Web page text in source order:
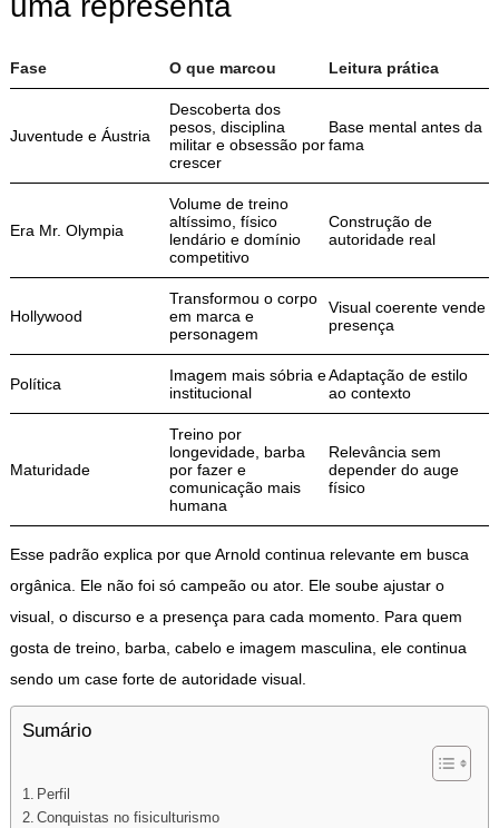
Fase O que marcou Leitura prática
Juventude e Áustria
Descoberta dos
pesos, disciplina
militar e obsessão por
crescer
Base mental antes da
fama
Era Mr. Olympia
Volume de treino
altíssimo, físico
lendário e domínio
competitivo
Construção de
autoridade real
Hollywood
Transformou o corpo
em marca e
personagem
Visual coerente vende
presença
Política
Imagem mais sóbria e
institucional
Adaptação de estilo
ao contexto
Maturidade
Treino por
longevidade, barba
por fazer e
comunicação mais
humana
Relevância sem
depender do auge
físico
Esse padrão explica por que Arnold continua relevante em busca
orgânica. Ele não foi só campeão ou ator. Ele soube ajustar o
visual, o discurso e a presença para cada momento. Para quem
gosta de treino, barba, cabelo e imagem masculina, ele continua
sendo um case forte de autoridade visual.
Sumário
Perfil
Conquistas no fisiculturismo